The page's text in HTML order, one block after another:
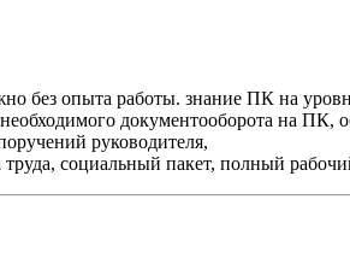
без опыта работы. знание ПК на
документооборота на ПК,
руководителя,
социальный пакет, полный